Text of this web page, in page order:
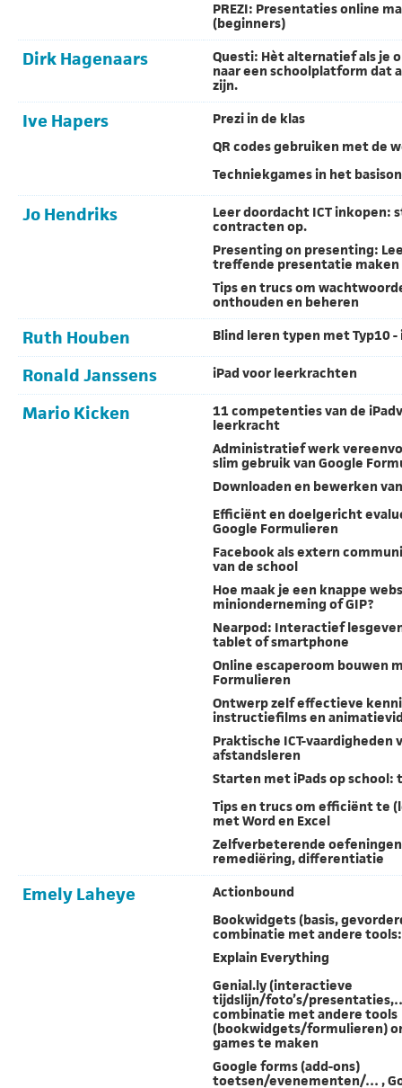
PREZI: Presentaties online
(beginners)
Dirk Hagenaars
Questi: Hèt alternatief als je
naar een schoolplatform dat
zijn.
Ive Hapers
Prezi in de klas
QR codes gebruiken met de
Techniekgames in het
Jo Hendriks
Leer doordacht ICT inkopen:
contracten op.
Presenting on presenting:
treffende presentatie maken
Tips en trucs om
onthouden en beheren
Ruth Houben Blind leren typen met Typ10 -
Ronald Janssens iPad voor leerkrachten
Mario Kicken
11 competenties van de
leerkracht
Administratief werk
slim gebruik van Google
Downloaden en bewerken
Efficiënt en doelgericht
Google Formulieren
Facebook als extern
van de school
Hoe maak je een knappe
minionderneming of GIP?
Nearpod: Interactief
tablet of smartphone
Online escaperoom bouwen
Formulieren
Ontwerp zelf effectieve
instructiefilms en
Praktische ICT-vaardigheden
afstandsleren
Starten met iPads op school:
Tips en trucs om efficiënt te
met Word en Excel
Zelfverbeterende
remediëring, differentiatie
Emely Laheye
Actionbound
Bookwidgets (basis,
combinatie met andere
Explain Everything
Genial.ly (interactieve
tijdslijn/foto’s/
combinatie met andere tools
(bookwidgets/formulieren)
games te maken
Google forms (add-ons)
toetsen/evenementen/… ,